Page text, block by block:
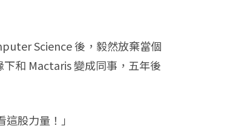
Science 後，毅然放棄當個
和 Mactaris 變成同事，五年後
股力量！」